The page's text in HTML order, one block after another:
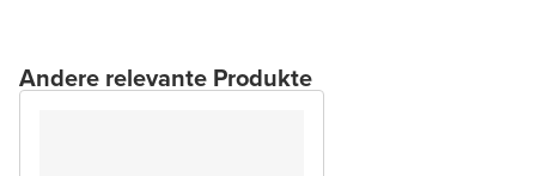
Andere relevante Produkte